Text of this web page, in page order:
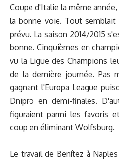
Coupe d'Italie la même
la bonne voie. Tout
prévu. La saison 2014/2015
bonne. Cinquièmes en
vu la Ligue des Champions
de la dernière journée. Pas
gagnant l'Europa League
Dnipro en demi-finales.
figuraient parmi les favoris
coup en éliminant Wolfsburg.
Le travail de Benítez à